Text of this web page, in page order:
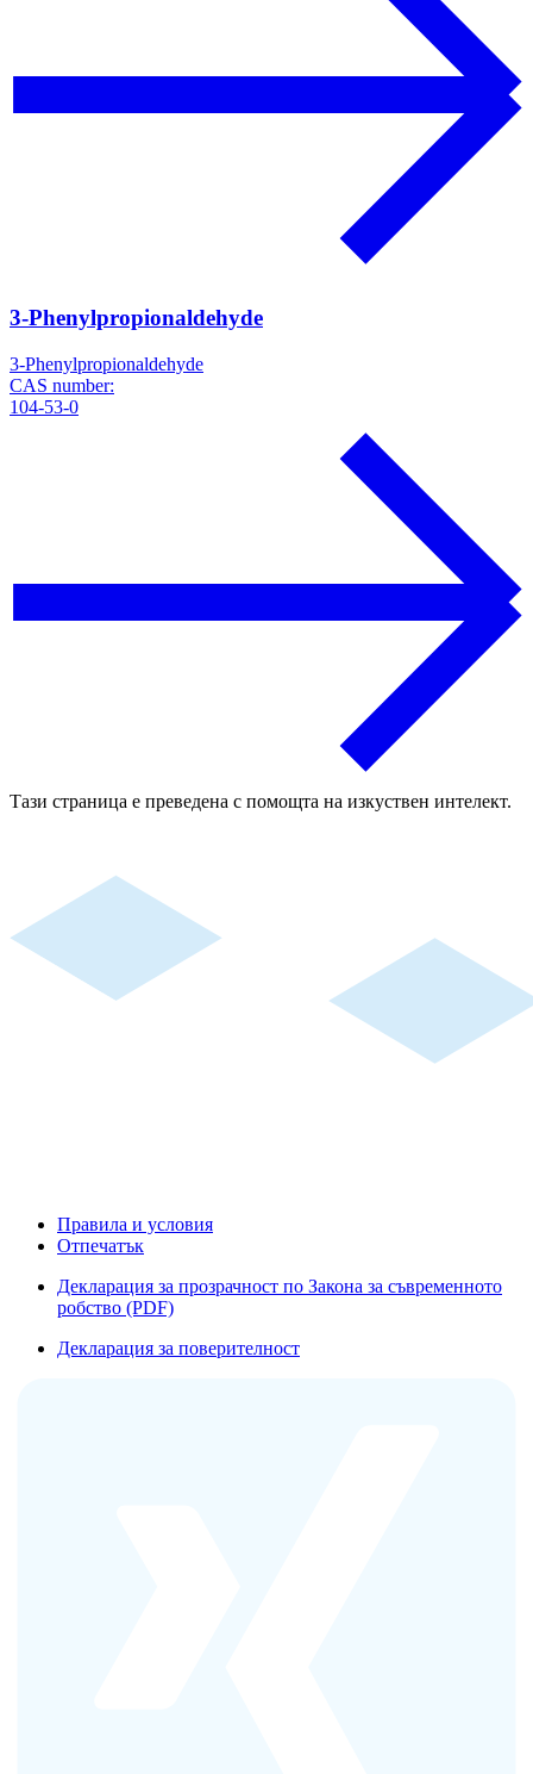
3-Phenylpropionaldehyde
3-Phenylpropionaldehyde
CAS number:
104-53-0
Тази страница е преведена с помощта на изкуствен интелект.
Правила и условия
Отпечатък
Декларация за прозрачност по Закона за съвременното
робство (PDF)
Декларация за поверителност